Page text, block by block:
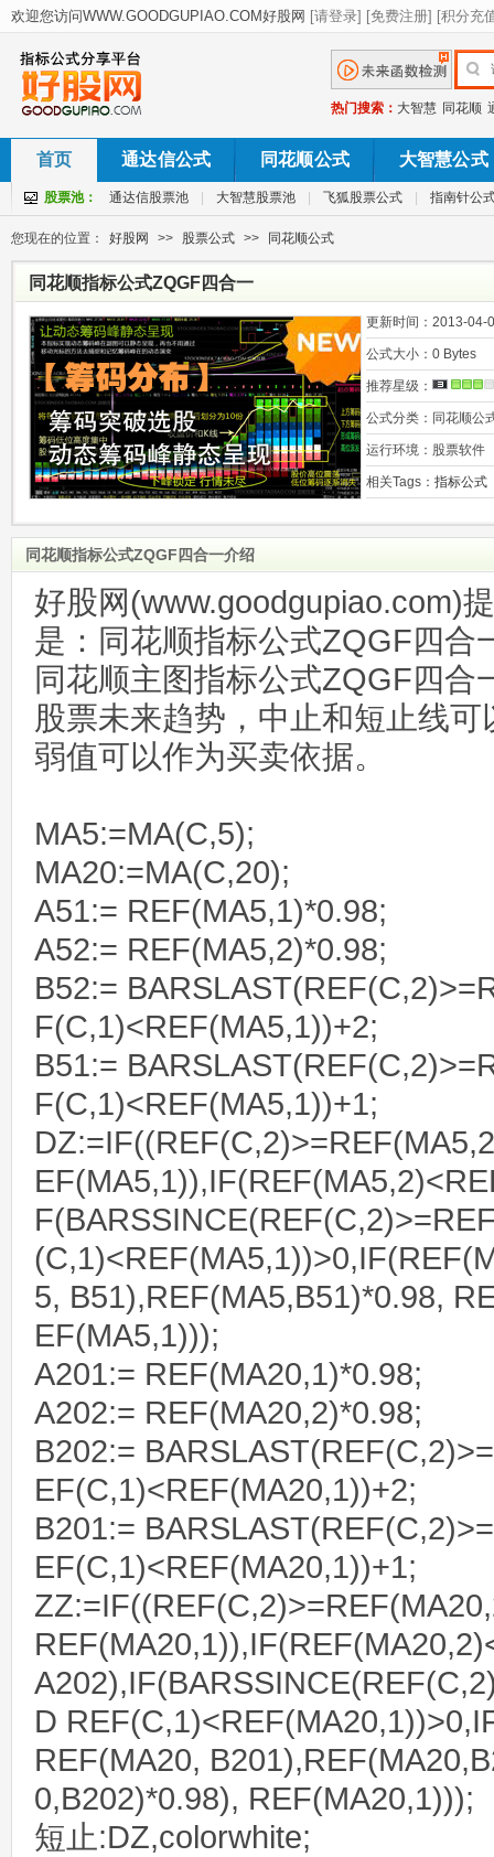
热门搜索： 大智慧 同花顺
首页 通达信公式 同花顺公式 大智慧公式
股票池： 通达信股票池 大智慧股票池 飞狐股票公式 指南针公
您现在的位置： 好股网 >> 股票公式 >> 同花顺公式
同花顺指标公式ZQGF四合一
更新时间： 2013-04-
公式大小： 0 Bytes
推荐星级：
公式分类： 同花顺公
运行环境： 股票软件
相关Tags： 指标公式
同花顺指标公式ZQGF四合一介绍
好股网(www.goodgupiao.com)
是：同花顺指标公式ZQGF四合
同花顺主图指标公式ZQGF四合
股票未来趋势，中止和短止线
弱值可以作为买卖依据。
MA5:=MA(C,5);
MA20:=MA(C,20);
A51:= REF(MA5,1)*0.98;
A52:= REF(MA5,2)*0.98;
B52:=
F(C,1)<REF(MA5,1))+2;
B51:=
F(C,1)<REF(MA5,1))+1;
5, B51),REF(MA5,B51)*0.98,
EF(MA5,1)));
A201:= REF(MA20,1)*0.98;
A202:= REF(MA20,2)*0.98;
B202:=
EF(C,1)<REF(MA20,1))+2;
B201:=
EF(C,1)<REF(MA20,1))+1;
D
REF(MA20,
0,B202)*0.98), REF(MA20,1)));
短止:DZ,colorwhite;